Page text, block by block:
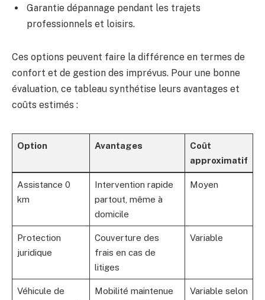
Garantie dépannage pendant les trajets
professionnels et loisirs.
Ces options peuvent faire la différence en termes de
confort et de gestion des imprévus. Pour une bonne
évaluation, ce tableau synthétise leurs avantages et
coûts estimés :
Option Avantages
Coût
approximatif
Assistance 0
km
Intervention rapide
partout, même à
domicile
Moyen
Protection
juridique
Couverture des
frais en cas de
litiges
Variable
Véhicule de
Mobilité maintenue
Variable selon